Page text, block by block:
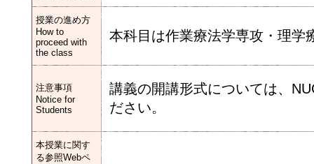
授業の進め方
How to
proceed with
the class
本科目は作業療法学専攻・理学
注意事項
Notice for
Students
講義の開講形式については、
ださい。
本授業に関す
る参照Webペ